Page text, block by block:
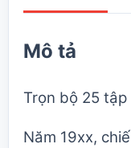
Mô tả
Trọn bộ 25
Năm 19xx,